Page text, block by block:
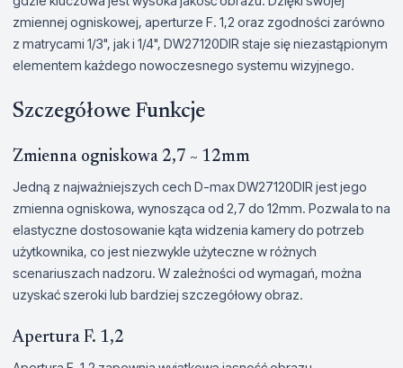
zmiennej ogniskowej, aperturze F. 1,2 oraz zgodności zarówno
z matrycami 1/3", jak i 1/4", DW27120DIR staje się niezastąpionym
elementem każdego nowoczesnego systemu wizyjnego.
Szczegółowe Funkcje
Zmienna ogniskowa 2,7 ~ 12mm
Jedną z najważniejszych cech D-max DW27120DIR jest jego
zmienna ogniskowa, wynosząca od 2,7 do 12mm. Pozwala to na
elastyczne dostosowanie kąta widzenia kamery do potrzeb
użytkownika, co jest niezwykle użyteczne w różnych
scenariuszach nadzoru. W zależności od wymagań, można
uzyskać szeroki lub bardziej szczegółowy obraz.
Apertura F. 1,2